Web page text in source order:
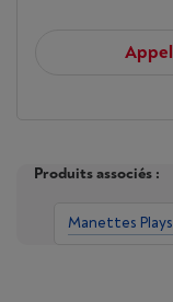
Produits associés :
Manettes